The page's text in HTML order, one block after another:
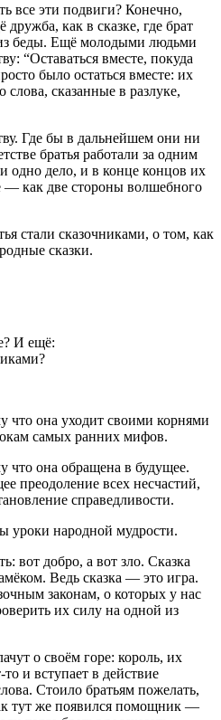
все эти подвиги? Конечно,
как в сказке, где брат
беды. Ещё молодыми людьми
“Оставаться вместе, покуда
было остаться вместе: их
сказанные в разлуке,
Где бы в дальнейшем они ни
братья работали за одним
одно дело, и в конце концов их
— как две стороны волшебного
стали сказочниками, о том, как
сказки.
И ещё:
что она уходит своими корнями
самых ранних мифов.
она обращена в будущее.
преодоление всех несчастий,
справедливости.
уроки народной мудрости.
вот добро, а вот зло. Сказка
Ведь сказка — это игра.
законам, о которых у нас
их силу на одной из
о своём горе: король, их
и вступает в действие
Стоило братьям пожелать,
тут же появился помощник —